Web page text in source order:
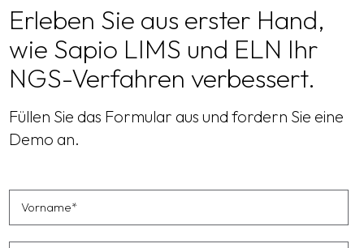
Erleben Sie aus erster Hand,
wie Sapio LIMS und ELN Ihr
NGS-Verfahren verbessert.
Füllen Sie das Formular aus und fordern Sie eine
Demo an.